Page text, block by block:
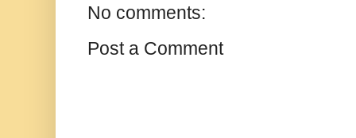
No comments:
Post a Comment